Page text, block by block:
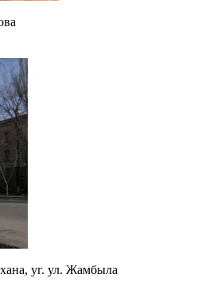
уг. ул. Жамбыла